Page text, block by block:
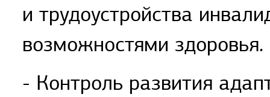
и трудоустройства
возможностями здоровья.
- Контроль развития